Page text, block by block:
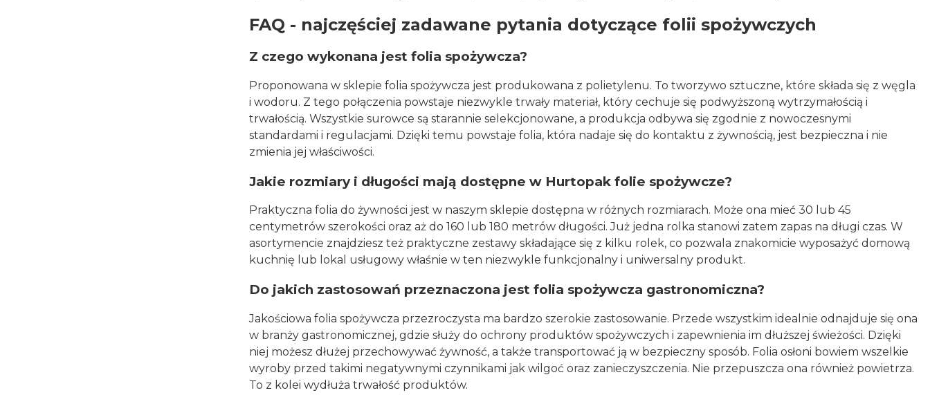
FAQ - najczęściej zadawane pytania dotyczące folii spożywczych
Z czego wykonana jest folia spożywcza?
Proponowana w sklepie folia spożywcza jest produkowana z polietylenu. To tworzywo sztuczne, które składa się z węgla
i wodoru. Z tego połączenia powstaje niezwykle trwały materiał, który cechuje się podwyższoną wytrzymałością i
trwałością. Wszystkie surowce są starannie selekcjonowane, a produkcja odbywa się zgodnie z nowoczesnymi
standardami i regulacjami. Dzięki temu powstaje folia, która nadaje się do kontaktu z żywnością, jest bezpieczna i nie
zmienia jej właściwości.
Jakie rozmiary i długości mają dostępne w Hurtopak folie spożywcze?
Praktyczna folia do żywności jest w naszym sklepie dostępna w różnych rozmiarach. Może ona mieć 30 lub 45
centymetrów szerokości oraz aż do 160 lub 180 metrów długości. Już jedna rolka stanowi zatem zapas na długi czas. W
asortymencie znajdziesz też praktyczne zestawy składające się z kilku rolek, co pozwala znakomicie wyposażyć domową
kuchnię lub lokal usługowy właśnie w ten niezwykle funkcjonalny i uniwersalny produkt.
Do jakich zastosowań przeznaczona jest folia spożywcza gastronomiczna?
Jakościowa folia spożywcza przezroczysta ma bardzo szerokie zastosowanie. Przede wszystkim idealnie odnajduje się ona
w branży gastronomicznej, gdzie służy do ochrony produktów spożywczych i zapewnienia im dłuższej świeżości. Dzięki
niej możesz dłużej przechowywać żywność, a także transportować ją w bezpieczny sposób. Folia osłoni bowiem wszelkie
wyroby przed takimi negatywnymi czynnikami jak wilgoć oraz zanieczyszczenia. Nie przepuszcza ona również powietrza.
To z kolei wydłuża trwałość produktów.